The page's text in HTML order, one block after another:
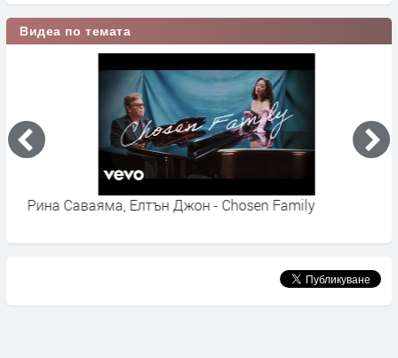
Видеа по темата
Рина Саваяма, Елтън Джон - Chosen Family